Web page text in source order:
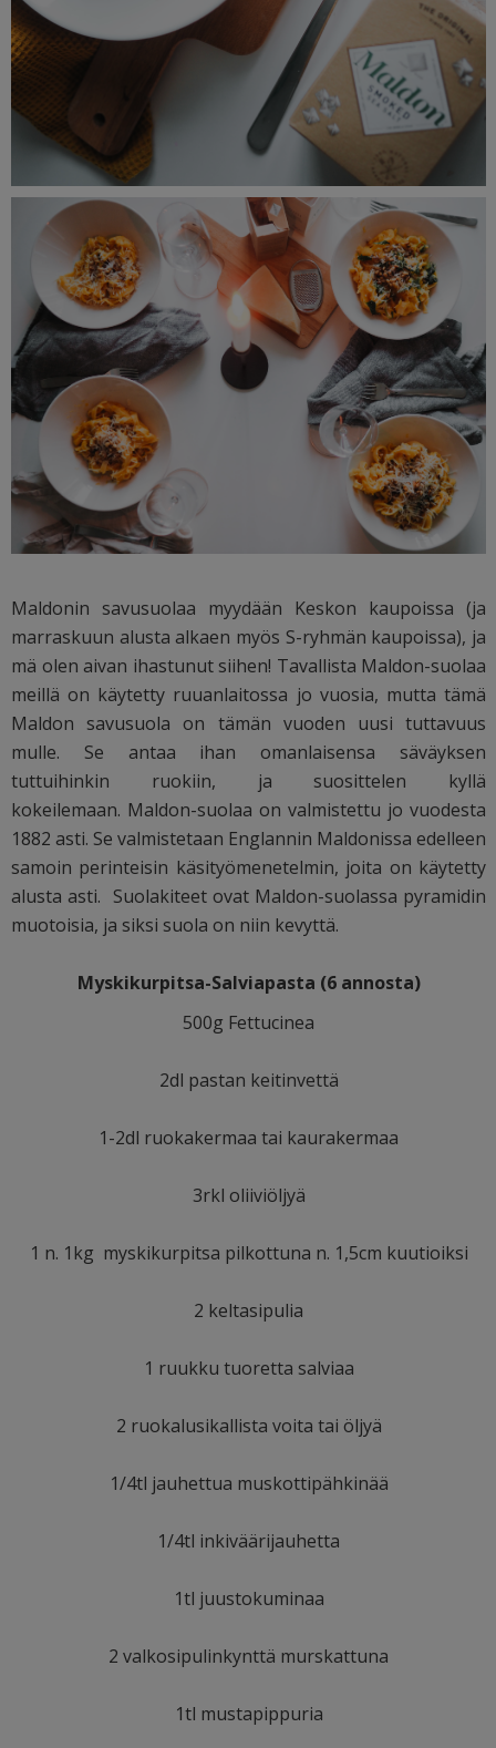
Maldonin savusuolaa myydään Keskon kaupoissa (ja
marraskuun alusta alkaen myös S-ryhmän kaupoissa), ja
mä olen aivan ihastunut siihen! Tavallista Maldon-suolaa
meillä on käytetty ruuanlaitossa jo vuosia, mutta tämä
Maldon savusuola on tämän vuoden uusi tuttavuus
mulle. Se antaa ihan omanlaisensa säväyksen
tuttuihinkin ruokiin, ja suosittelen kyllä
kokeilemaan. Maldon-suolaa on valmistettu jo vuodesta
1882 asti. Se valmistetaan Englannin Maldonissa edelleen
samoin perinteisin käsityömenetelmin, joita on käytetty
alusta asti. Suolakiteet ovat Maldon-suolassa pyramidin
muotoisia, ja siksi suola on niin kevyttä.
Myskikurpitsa-Salviapasta (6 annosta)
500g Fettucinea
2dl pastan keitinvettä
1-2dl ruokakermaa tai kaurakermaa
3rkl oliiviöljyä
1 n. 1kg myskikurpitsa pilkottuna n. 1,5cm kuutioiksi
2 keltasipulia
1 ruukku tuoretta salviaa
2 ruokalusikallista voita tai öljyä
1/4tl jauhettua muskottipähkinää
1/4tl inkiväärijauhetta
1tl juustokuminaa
2 valkosipulinkynttä murskattuna
1tl mustapippuria